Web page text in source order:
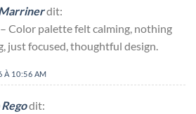
dit:
– Color palette felt calming, nothing
just focused, thoughtful design.
À 10:56 AM
dit: